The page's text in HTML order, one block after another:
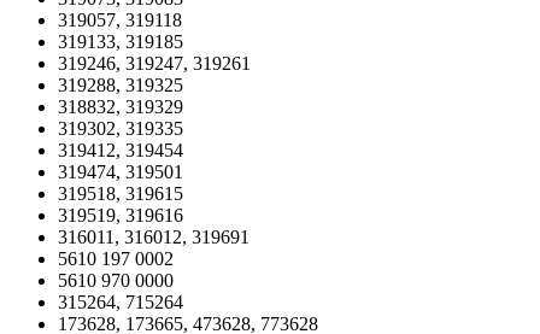
319057, 319118
319133, 319185
319246, 319247, 319261
319288, 319325
318832, 319329
319302, 319335
319412, 319454
319474, 319501
319518, 319615
319519, 319616
316011, 316012, 319691
5610 197 0002
5610 970 0000
315264, 715264
173628, 173665, 473628, 773628